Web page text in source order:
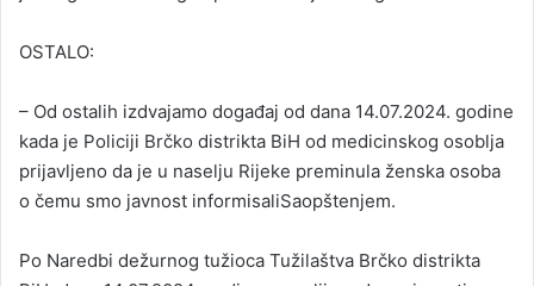
OSTALO:
– Od ostalih izdvajamo događaj od dana 14.07.2024. godine
kada je Policiji Brčko distrikta BiH od medicinskog osoblja
prijavljeno da je u naselju Rijeke preminula ženska osoba
o čemu smo javnost informisaliSaopštenjem.
Po Naredbi dežurnog tužioca Tužilaštva Brčko distrikta